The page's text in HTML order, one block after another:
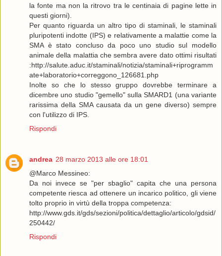
la fonte ma non la ritrovo tra le centinaia di pagine lette in
questi giorni).
Per quanto riguarda un altro tipo di staminali, le staminali
pluripotenti indotte (IPS) e relativamente a malattie come la
SMA è stato concluso da poco uno studio sul modello
animale della malattia che sembra avere dato ottimi risultati
:http://salute.aduc.it/staminali/notizia/staminali+riprogramm
ate+laboratorio+correggono_126681.php
Inolte so che lo stesso gruppo dovrebbe terminare a
dicembre uno studio "gemello" sulla SMARD1 (una variante
rarissima della SMA causata da un gene diverso) sempre
con l'utilizzo di IPS.
Rispondi
andrea 28 marzo 2013 alle ore 18:01
@Marco Messineo:
Da noi invece se "per sbaglio" capita che una persona
competente riesca ad ottenere un incarico politico, gli viene
tolto proprio in virtù della troppa competenza:
http://www.gds.it/gds/sezioni/politica/dettaglio/articolo/gdsid/
250442/
Rispondi